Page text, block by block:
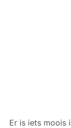
Er is iets moois